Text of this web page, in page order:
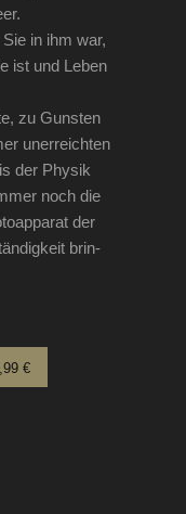
in ihm war,
ist und Leben
zu Guns­ten
uner­reich­ten
der Phy­sik
noch die
der
brin­
€